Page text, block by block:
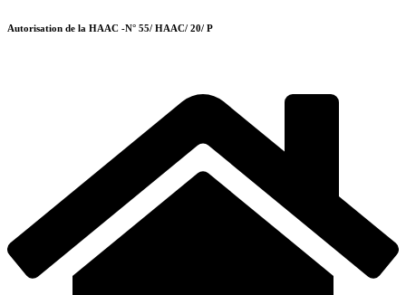
Autorisation de la HAAC -N° 55/ HAAC/ 20/ P